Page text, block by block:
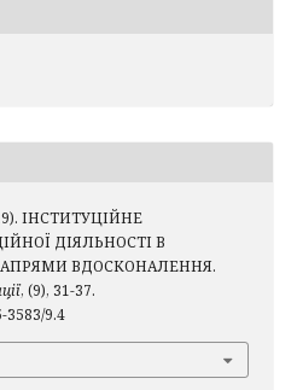
ІНСТИТУЦІЙНЕ
ДІЯЛЬНОСТІ В
ВДОСКОНАЛЕННЯ.
, (9), 31-37.
3583/9.4